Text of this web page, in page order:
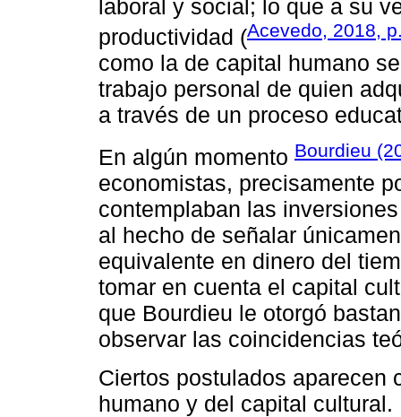
laboral y social; lo que a su
productividad (Acevedo, 2018,
como la de capital humano
trabajo personal de quien
a través de un proceso
En algún momento Bourdieu
economistas, precisamente
contemplaban las
al hecho de señalar
equivalente en dinero del
tomar en cuenta el capital
que Bourdieu le otorgó
observar las coincidencias
Ciertos postulados aparecen
humano y del capital